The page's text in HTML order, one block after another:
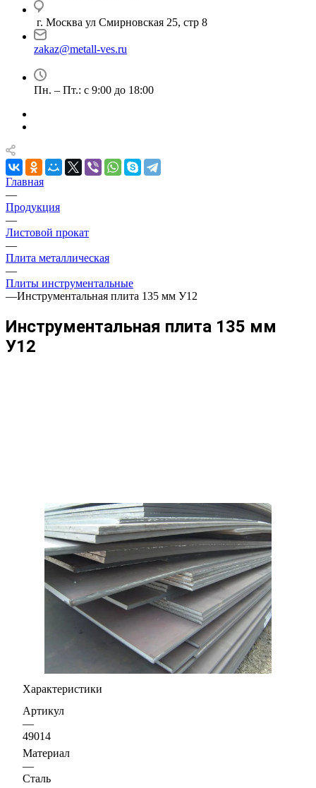
г. Москва ул Смирновская 25, стр 8
zakaz@metall-ves.ru
Пн. – Пт.: с 9:00 до 18:00
Главная
—
Продукция
—
Листовой прокат
—
Плита металлическая
—
Плиты инструментальные
—Инструментальная плита 135 мм У12
Инструментальная плита 135 мм
У12
Характеристики
Артикул
—
49014
Материал
—
Сталь